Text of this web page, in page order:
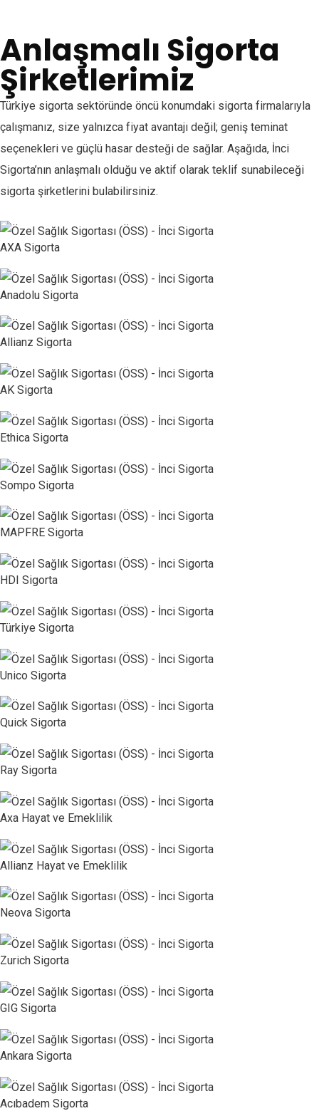
Anlaşmalı Sigorta
Şirketlerimiz
Türkiye sigorta sektöründe öncü konumdaki sigorta firmalarıyla
çalışmanız, size yalnızca fiyat avantajı değil; geniş teminat
seçenekleri ve güçlü hasar desteği de sağlar. Aşağıda, İnci
Sigorta’nın anlaşmalı olduğu ve aktif olarak teklif sunabileceği
sigorta şirketlerini bulabilirsiniz.
AXA Sigorta
Anadolu Sigorta
Allianz Sigorta
AK Sigorta
Ethica Sigorta
Sompo Sigorta
MAPFRE Sigorta
HDI Sigorta
Türkiye Sigorta
Unico Sigorta
Quick Sigorta
Ray Sigorta
Axa Hayat ve Emeklilik
Allianz Hayat ve Emeklilik
Neova Sigorta
Zurich Sigorta
GIG Sigorta
Ankara Sigorta
Acıbadem Sigorta